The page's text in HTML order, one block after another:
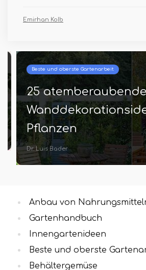
Emirhan Kolb
Beste und oberste Gartenarbeit
25 atemberaubende
Pflanzen
Dr. Luis Bader
Anbau von
Gartenhandbuch
Innengartenideen
Beste und oberste
Behältergemüse